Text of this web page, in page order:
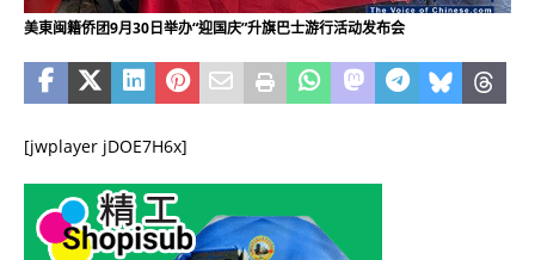
美東闽籍侨团9月30日举办“迎国庆”升旗巴士游行活动发布会
[jwplayer jDOE7H6x]